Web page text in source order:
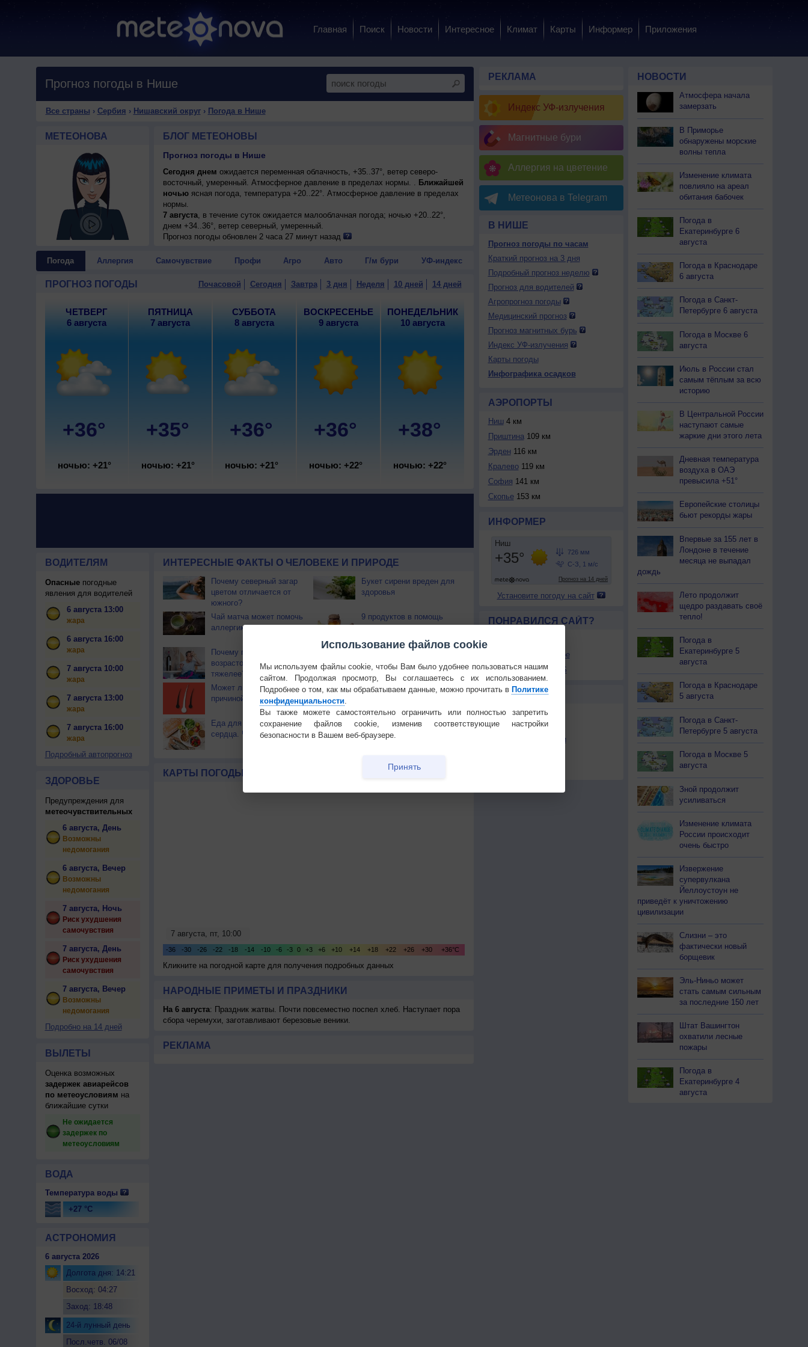
Главная Поиск Новости Интересное Климат Карты Информер Приложения
Прогноз погоды в Нише
Все страны › Сербия › Нишавский округ› Погода в Нише
МЕТЕОНОВА БЛОГ МЕТЕОНОВЫ
Прогноз погоды в Нише
Сегодня днем ожидается переменная облачность, +35..37°, ветер северо-
восточный, умеренный. Атмосферное давление в пределах нормы. . Ближайшей
ночьюясная погода, температура +20..22°. Атмосферное давление в пределах
нормы.
7 августа, в течение суток ожидается малооблачная погода; ночью +20..22°,
днем +34..36°, ветер северный, умеренный.
8 августа, ожидается ясная погода; ночью +20..22°, днем +35..37°, ветер северо-
9 августа, в течение суток ожидается малооблачная погода; ночью +21..23°,
10 августа, ожидается ясная погода; ночью +21..23°, днем +37..39°, ветер
северный, умеренный.
Прогноз погоды обновлен 2 часа 27 минут назад
Погода Аллергия Самочувствие Профи Агро Авто Г/м бури УФ-индекс
ПРОГНОЗ ПОГОДЫ Почасовой Сегодня Завтра 3 дня Неделя 10 дней 14 дней
ЧЕТВЕРГ
6 августа
+36°
ночью: +21°
ПЯТНИЦА
7 августа
+35°
ночью: +21°
СУББОТА
8 августа
+36°
ночью: +21°
ВОСКРЕСЕНЬЕ
9 августа
+36°
ночью: +22°
ПОНЕДЕЛЬНИК
10 августа
+38°
ночью: +22°
ВОДИТЕЛЯМ
Опасныепогодные
явления для водителей
6 августа 13:00
жара
6 августа 16:00
жара
7 августа 10:00
жара
7 августа 13:00
жара
7 августа 16:00
жара
Подробный автопрогноз
ЗДОРОВЬЕ
Предупреждения для
метеочувствительных
6 августа, День
Возможны
недомогания
6 августа, Вечер
Возможны
недомогания
7 августа, Ночь
Риск ухудшения
самочувствия
7 августа, День
Риск ухудшения
самочувствия
7 августа, Вечер
Возможны
недомогания
Подробно на 14 дней
ВЫЛЕТЫ
Оценка возможных
задержек авиарейсов
по метеоусловиям на
ближайшие сутки
Не ожидается
задержек по
метеоусловиям
ВОДА
Температура воды
+27 °C
АСТРОНОМИЯ
6 августа 2026
Долгота дня: 14:21
Восход: 04:27
Заход: 18:48
24-й лунный день
Посл.четв. 06/08
ИНТЕРЕСНЫЕ ФАКТЫ О ЧЕЛОВЕКЕ И ПРИРОДЕ
Почему северный загар
цветом отличается от
южного?
Букет сирени вреден для
здоровья
Чай матча может помочь
аллергикам
9 продуктов в помощь
иммунитету
Почему похмелье с
возрастом становится
тяжелее?
сплетничают?
Может ли стресс быть
причиной седины?
Действительно ли
испортить зрение?
Еда для здоровья
сердца. Часть 2
Привычки, которые Вас
старят
КАРТЫ ПОГОДЫ Облачность
Кликните на погодной карте для получения подробных данных
НАРОДНЫЕ ПРИМЕТЫ И ПРАЗДНИКИ
На 6 августа: Праздник жатвы. Почти повсеместно поспел хлеб. Наступает пора
сбора черемухи, заготавливают березовые веники.
РЕКЛАМА
РЕКЛАМА
Индекс УФ-излучения
Магнитные бури
Аллергия на цветение
Метеонова в Telegram
В НИШЕ
Прогноз погоды по часам
Краткий прогноз на 3 дня
Подробный прогноз неделю
Прогноз для водителей
Агропрогноз погоды
Медицинский прогноз
Прогноз магнитных бурь
Индекс УФ-излучения
Карты погоды
Инфографика осадков
АЭРОПОРТЫ
Ниш4 км
Приштина109 км
Эрден 116 км
Кралево119 км
София 141 км
Скопье153 км
ИНФОРМЕР
Установите погоду на сайт
ПОНРАВИЛСЯ САЙТ?
Добавить в Избранное
Экпорт погоды в RSS
КОНТАКТЫ
О проекте
Политика
конфиденциальности
НОВОСТИ
Атмосфера начала
замерзать
В Приморье
обнаружены морские
волны тепла
Изменение климата
повлияло на ареал
обитания бабочек
Погода в
Екатеринбурге 6
августа
Погода в Краснодаре
6 августа
Погода в Санкт-
Петербурге 6 августа
Погода в Москве 6
августа
Июль в России стал
самым тёплым за всю
историю
В Центральной России
наступают самые
жаркие дни этого лета
Дневная температура
воздуха в ОАЭ
превысила +51°
Европейские столицы
бьют рекорды жары
Впервые за 155 лет в
Лондоне в течение
месяца не выпадал
дождь
Лето продолжит
щедро раздавать своё
тепло!
Погода в
Екатеринбурге 5
августа
Погода в Краснодаре
5 августа
Погода в Санкт-
Петербурге 5 августа
Погода в Москве 5
августа
Зной продолжит
усиливаться
Изменение климата
России происходит
очень быстро
Извержение
супервулкана
Йеллоустоун не
приведёт к уничтожению
цивилизации
Слизни – это
фактически новый
борщевик
Эль-Ниньо может
стать самым сильным
за последние 150 лет
Штат Вашингтон
охватили лесные
пожары
Погода в
Екатеринбурге 4
августа
Использование файлов cookie
Мы используем файлы cookie, чтобы Вам было удобнее пользоваться нашим
сайтом. Продолжая просмотр, Вы соглашаетесь с их использованием.
Подробнее о том, как мы обрабатываем данные, можно прочитать в Политике
конфиденциальности.
Вы также можете самостоятельно ограничить или полностью запретить
сохранение файлов cookie, изменив соответствующие настройки
безопасности в Вашем веб-браузере.
Принять